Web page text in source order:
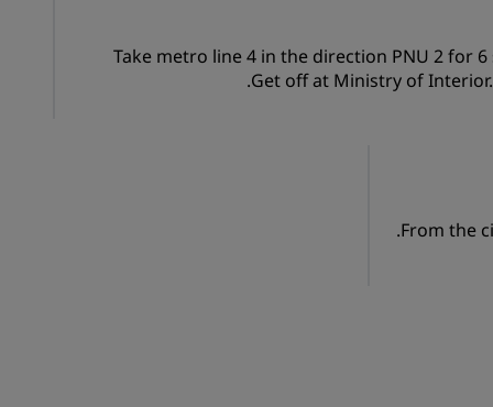
Take metro line 4 in the direction PNU 2 for
Get off at Ministry of
From the